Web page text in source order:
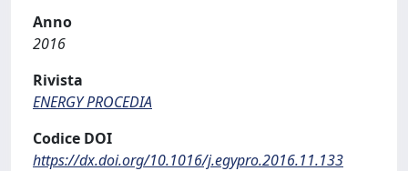
Anno
2016
Rivista
ENERGY PROCEDIA
Codice DOI
https://dx.doi.org/10.1016/j.egypro.2016.11.133